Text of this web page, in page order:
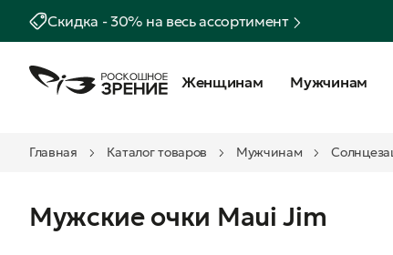
Скидка - 30% на весь ассортимент
Женщинам Мужчинам
Главная Каталог товаров Мужчинам
Мужские очки Maui Jim